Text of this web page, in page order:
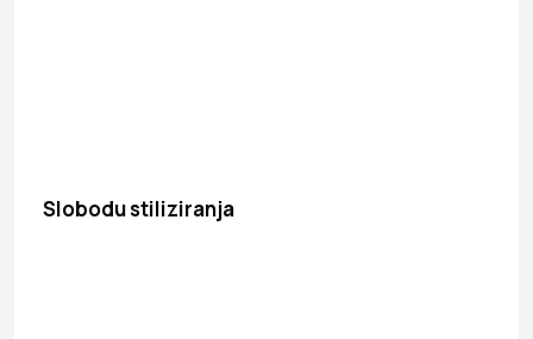
Slobodu stiliziranja